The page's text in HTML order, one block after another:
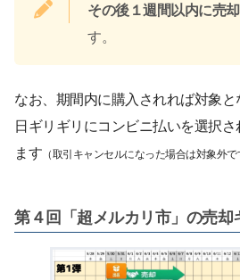
その後１週間以内に売
す。
なお、期間内に購入されれば対象
日ギリギリにコンビニ払いを選択
ます （取引キャンセルになった場合は対象外で
第４回「超メルカリ市」の売却